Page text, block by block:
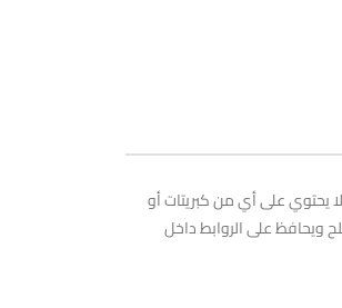
يحتوي على أي من كبريتات أو
ويحافظ على الروابط داخل